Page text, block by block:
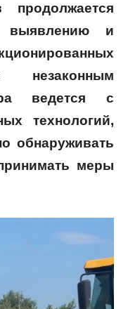
и
ведется с
технологий,
обнаруживать
меры